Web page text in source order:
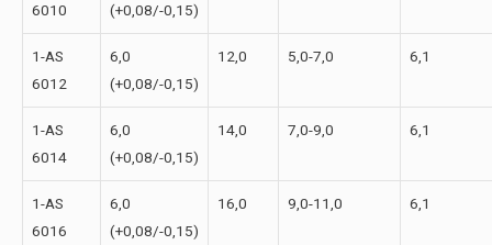
6010
(+0,08/-0,15)
1-АS
6012
6,0
(+0,08/-0,15)
12,0 5,0-7,0 6,1
1-АS
6014
6,0
(+0,08/-0,15)
14,0 7,0-9,0 6,1
1-АS
6016
6,0
(+0,08/-0,15)
16,0 9,0-11,0 6,1